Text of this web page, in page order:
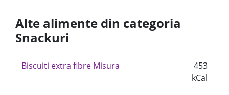
Alte alimente din categoria
Snackuri
Biscuiti extra fibre Misura
453
kCal